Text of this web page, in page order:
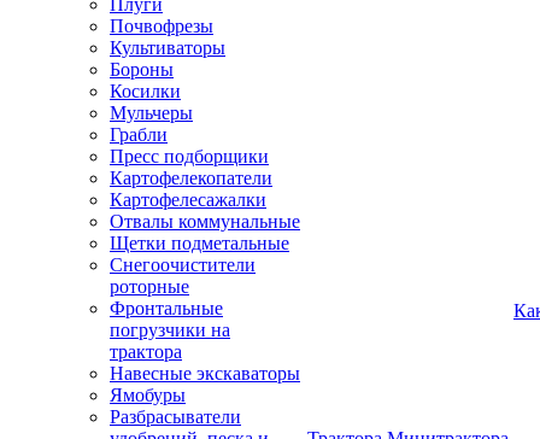
Плуги
Почвофрезы
Культиваторы
Бороны
Косилки
Мульчеры
Грабли
Пресс подборщики
Картофелекопатели
Картофелесажалки
Отвалы коммунальные
Щетки подметальные
Снегоочистители
роторные
Фронтальные
погрузчики на
трактора
Навесные экскаваторы
Ямобуры
Разбрасыватели